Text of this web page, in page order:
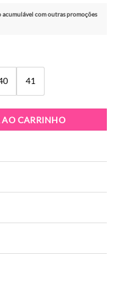
com outras promoções
41
CARRINHO